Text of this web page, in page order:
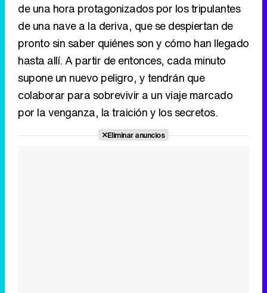
de una hora protagonizados por los tripulantes
de una nave a la deriva, que se despiertan de
pronto sin saber quiénes son y cómo han llegado
hasta allí. A partir de entonces, cada minuto
supone un nuevo peligro, y tendrán que
colaborar para sobrevivir a un viaje marcado
por la venganza, la traición y los secretos.
Eliminar anuncios